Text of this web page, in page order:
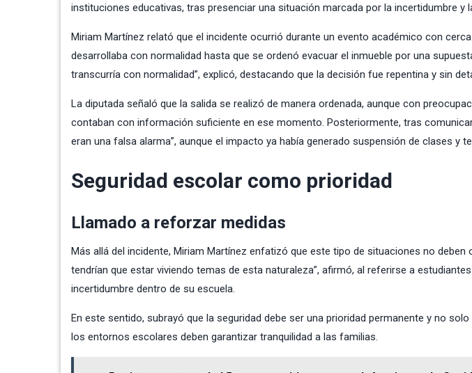
instituciones educativas, tras presenciar una situación marcada por la incertidumbre y
Miriam Martínez relató que el incidente ocurrió durante un evento académico con
desarrollaba con normalidad hasta que se ordenó evacuar el inmueble por una
transcurría con normalidad”, explicó, destacando que la decisión fue repentina y sin
La diputada señaló que la salida se realizó de manera ordenada, aunque con
contaban con información suficiente en ese momento. Posteriormente, tras
eran una falsa alarma”, aunque el impacto ya había generado suspensión de clases y
Seguridad escolar como prioridad
Llamado a reforzar medidas
Más allá del incidente, Miriam Martínez enfatizó que este tipo de situaciones no deben
tendrían que estar viviendo temas de esta naturaleza”, afirmó, al referirse a
incertidumbre dentro de su escuela.
En este sentido, subrayó que la seguridad debe ser una prioridad permanente y no
los entornos escolares deben garantizar tranquilidad a las familias.